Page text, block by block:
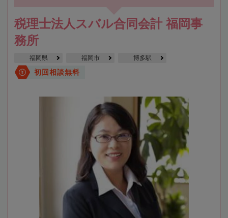
税理士法人スバル合同会計 福岡事
務所
福岡県 福岡市 博多駅
初回相談無料